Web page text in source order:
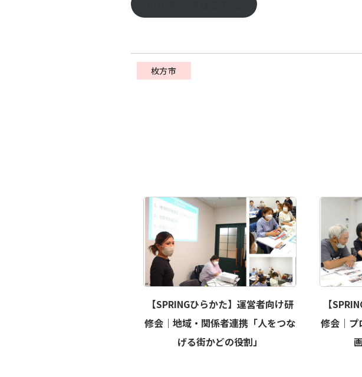
枚方市
【SPRINGひらかた】運営者向け研
修会｜地域・関係者連携「人をつな
げる街かどの役割」
【
修会｜プ